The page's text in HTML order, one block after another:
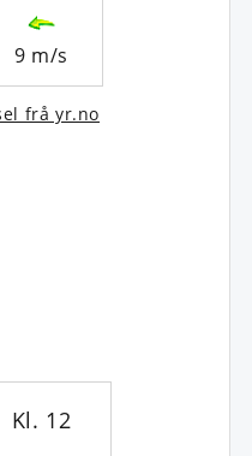
9 m/s
frå yr.no
Kl. 12